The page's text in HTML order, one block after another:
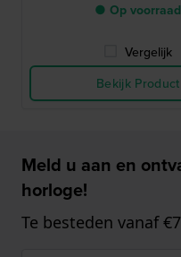
● Op voorraad
Vergelijk
Bekijk Product
Meld u aan en
horloge!
Te besteden vanaf